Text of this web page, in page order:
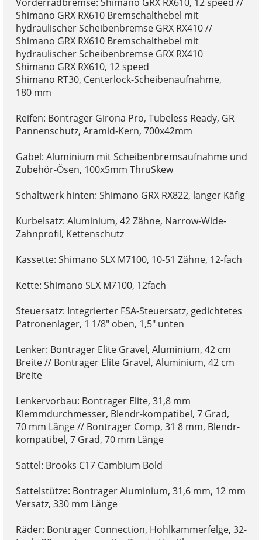
Shimano GRX RX610 Bremschalthebel mit
hydraulischer Scheibenbremse GRX RX410 //
Shimano GRX RX610 Bremschalthebel mit
hydraulischer Scheibenbremse GRX RX410
Shimano GRX RX610, 12 speed
Shimano RT30, Centerlock-Scheibenaufnahme,
180 mm
Reifen: Bontrager Girona Pro, Tubeless Ready, GR
Pannenschutz, Aramid-Kern, 700x42mm
Gabel: Aluminium mit Scheibenbremsaufnahme und
Zubehör-Ösen, 100x5mm ThruSkew
Schaltwerk hinten: Shimano GRX RX822, langer Käfig
Kurbelsatz: Aluminium, 42 Zähne, Narrow-Wide-
Zahnprofil, Kettenschutz
Kassette: Shimano SLX M7100, 10-51 Zähne, 12-fach
Kette: Shimano SLX M7100, 12fach
Steuersatz: Integrierter FSA-Steuersatz, gedichtetes
Patronenlager, 1 1/8" oben, 1,5" unten
Lenker: Bontrager Elite Gravel, Aluminium, 42 cm
Breite // Bontrager Elite Gravel, Aluminium, 42 cm
Breite
Lenkervorbau: Bontrager Elite, 31,8 mm
Klemmdurchmesser, Blendr-kompatibel, 7 Grad,
70 mm Länge // Bontrager Comp, 31 8 mm, Blendr-
kompatibel, 7 Grad, 70 mm Länge
Sattel: Brooks C17 Cambium Bold
Sattelstütze: Bontrager Aluminium, 31,6 mm, 12 mm
Versatz, 330 mm Länge
Räder: Bontrager Connection, Hohlkammerfelge, 32-